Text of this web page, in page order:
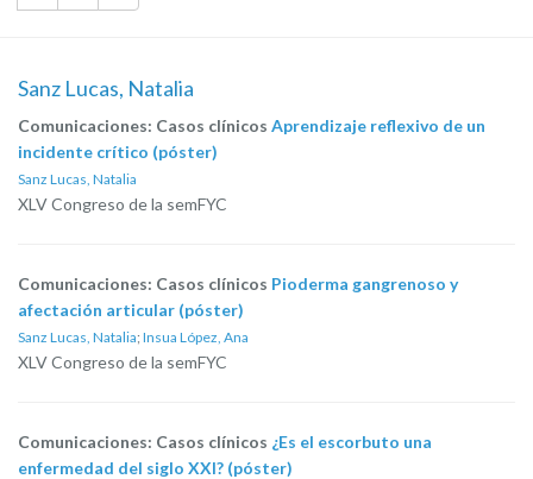
Sanz Lucas, Natalia
Comunicaciones: Casos clínicos Aprendizaje reflexivo de un
incidente crítico (póster)
Sanz Lucas, Natalia
XLV Congreso de la semFYC
Comunicaciones: Casos clínicos Pioderma gangrenoso y
afectación articular (póster)
Sanz Lucas, Natalia; Insua López, Ana
XLV Congreso de la semFYC
Comunicaciones: Casos clínicos ¿Es el escorbuto una
enfermedad del siglo XXI? (póster)